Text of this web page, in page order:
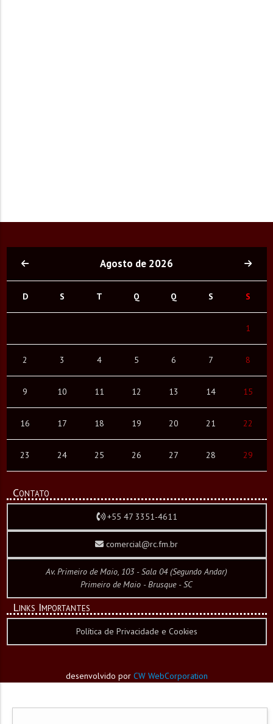
Agosto de 2026
D S T Q Q S S
1
2 3 4 5 6 7 8
9 10 11 12 13 14 15
16 17 18 19 20 21 22
23 24 25 26 27 28 29
Contato
+55 47 3351-4611
comercial@rc.fm.br
Av. Primeiro de Maio, 103 - Sala 04 (Segundo Andar)
Primeiro de Maio - Brusque - SC
Links Importantes
Política de Privacidade e Cookies
desenvolvido por CW WebCorporation